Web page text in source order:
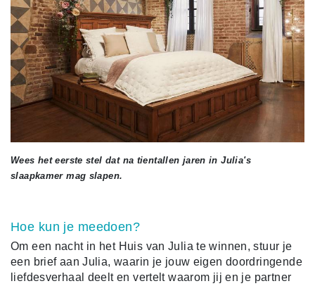
Wees het eerste stel dat na tientallen jaren in Julia's
slaapkamer mag slapen.
Hoe kun je meedoen?
Om een nacht in het Huis van Julia te winnen, stuur je
een brief aan Julia, waarin je jouw eigen doordringende
liefdesverhaal deelt en vertelt waarom jij en je partner